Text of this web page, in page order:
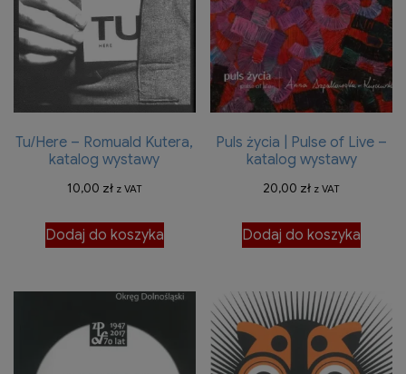
Tu/Here – Romuald Kutera,
katalog wystawy
10,00 zł z VAT
Dodaj do koszyka
Puls życia | Pulse of Live –
katalog wystawy
20,00 zł z VAT
Dodaj do koszyka